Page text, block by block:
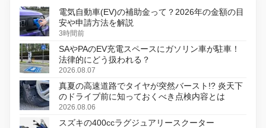
電気自動車(EV)の補助金って？2026年の金額の目
安や申請方法を解説
3時間前
SAやPAのEV充電スペースにガソリン車が駐車！
法律的にどう扱われる？
2026.08.07
真夏の高速道路でタイヤが突然バースト!? 炎天下
のドライブ前に知っておくべき点検内容とは
2026.08.06
スズキの400ccラグジュアリースクーター